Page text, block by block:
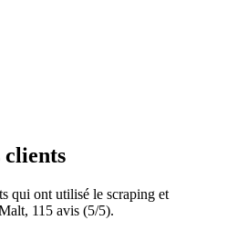
clients
qui ont utilisé le scraping et
115 avis (5/5).